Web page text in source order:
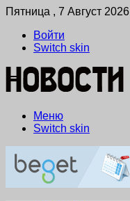
Пятница , 7 Август 2026
Войти
Switch skin
Меню
Switch skin